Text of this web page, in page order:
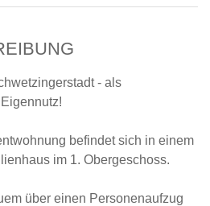
- als
befindet sich in einem
im 1. Obergeschoss.
über einen Personenaufzug